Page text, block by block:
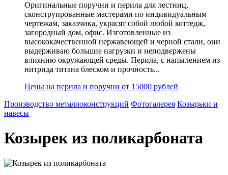
Оригинальные поручни и перила для лестниц,
сконструированные мастерами по индивидуальным
чертежам, заказчика, украсят собой любой коттедж,
загородный дом, офис. Изготовленные из
высококачественной нержавеющей и черной стали, они
выдерживаю большие нагрузки и неподвержены
влиянию окружающей среды. Перила, с напылением из
нитрида титана блеском и прочность...
Цены на перила и поручни от 15000 рублей
Производство металлоконструкций Фотогалерея Козырьки и
навесы
Козырек из поликарбоната